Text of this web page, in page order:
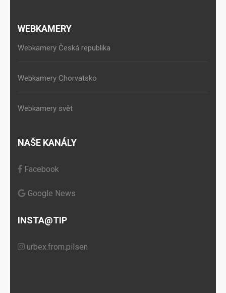
WEBKAMERY
Webkamery Česká republika
Webkamery Chorvatsko
Webkamery svět
NAŠE KANÁLY
Facebook
Google News
INSTA@TIP
urbex.from.pilsen